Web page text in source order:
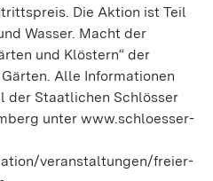
Die Aktion ist Teil
Wasser. Macht der
und Klöstern“ der
Alle Informationen
der Staatlichen Schlösser
unter www.schloesser-
veranstaltungen/freier-